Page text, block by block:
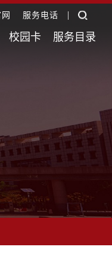
服务电话 |
校园卡 服务目录